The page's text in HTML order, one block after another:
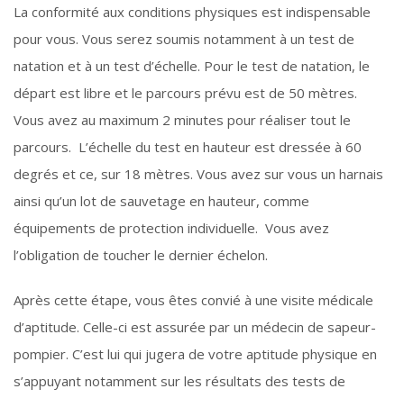
La conformité aux conditions physiques est indispensable
pour vous. Vous serez soumis notamment à un test de
natation et à un test d’échelle. Pour le test de natation, le
départ est libre et le parcours prévu est de 50 mètres.
Vous avez au maximum 2 minutes pour réaliser tout le
parcours. L’échelle du test en hauteur est dressée à 60
degrés et ce, sur 18 mètres. Vous avez sur vous un harnais
ainsi qu’un lot de sauvetage en hauteur, comme
équipements de protection individuelle. Vous avez
l’obligation de toucher le dernier échelon.
Après cette étape, vous êtes convié à une visite médicale
d’aptitude. Celle-ci est assurée par un médecin de sapeur-
pompier. C’est lui qui jugera de votre aptitude physique en
s’appuyant notamment sur les résultats des tests de